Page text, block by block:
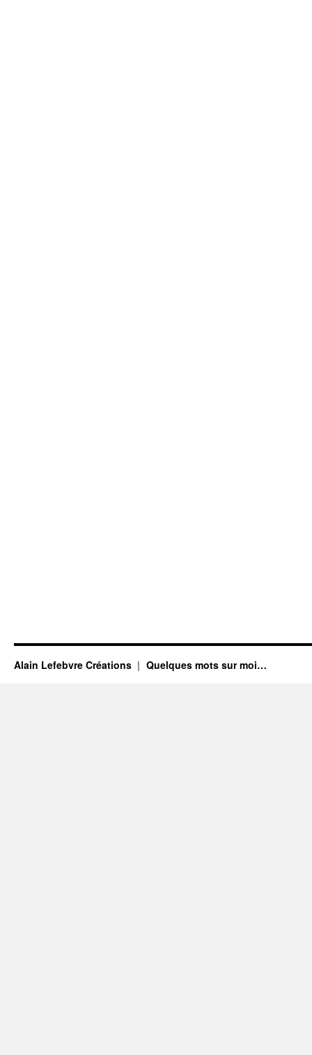
Alain Lefebvre Créations Quelques mots sur moi…